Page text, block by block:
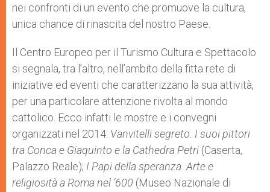
nei confronti di un evento che promuove la cultura,
unica chance di rinascita del nostro Paese.
Il Centro Europeo per il Turismo Cultura e Spettacolo
si segnala, tra l’altro, nell’ambito della fitta rete di
iniziative ed eventi che caratterizzano la sua attività,
per una particolare attenzione rivolta al mondo
cattolico. Ecco infatti le mostre e i convegni
organizzati nel 2014: Vanvitelli segreto. I suoi pittori
tra Conca e Giaquinto e la Cathedra Petri (Caserta,
Palazzo Reale); I Papi della speranza. Arte e
religiosità a Roma nel ‘600 (Museo Nazionale di